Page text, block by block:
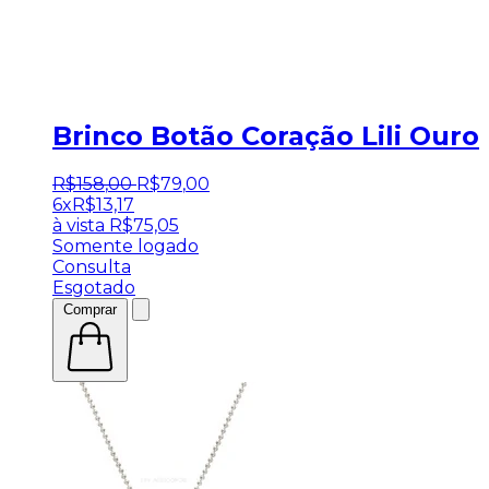
Brinco Botão Coração Lili Ouro
R$158,00 R$79,00
6x R$13,17
à vista R$75,05
Somente logado
Consulta
Esgotado
Comprar